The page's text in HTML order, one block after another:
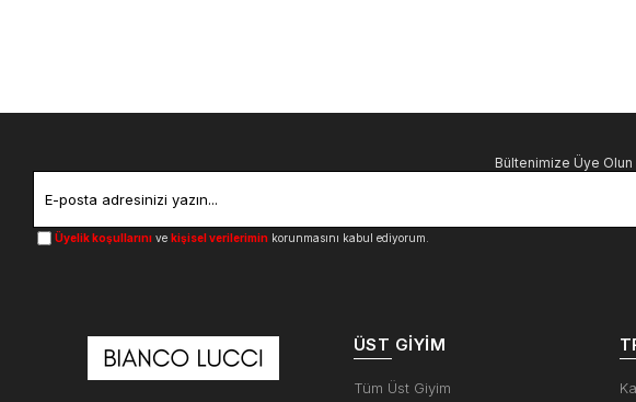
Bültenimize Üye Olun
Üyelik koşullarını ve kişisel verilerimin korunmasını kabul ediyorum.
ÜST GIYIM
Tüm Üst Giyim